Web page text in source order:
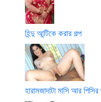
হিন্দু আন্টিকে করার গল্প
হারামজাদাটা মাসি আর